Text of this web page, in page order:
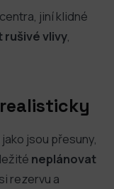
jiní klidné
rušivé vlivy
jsou přesuny,
neplánovat
rezervu a